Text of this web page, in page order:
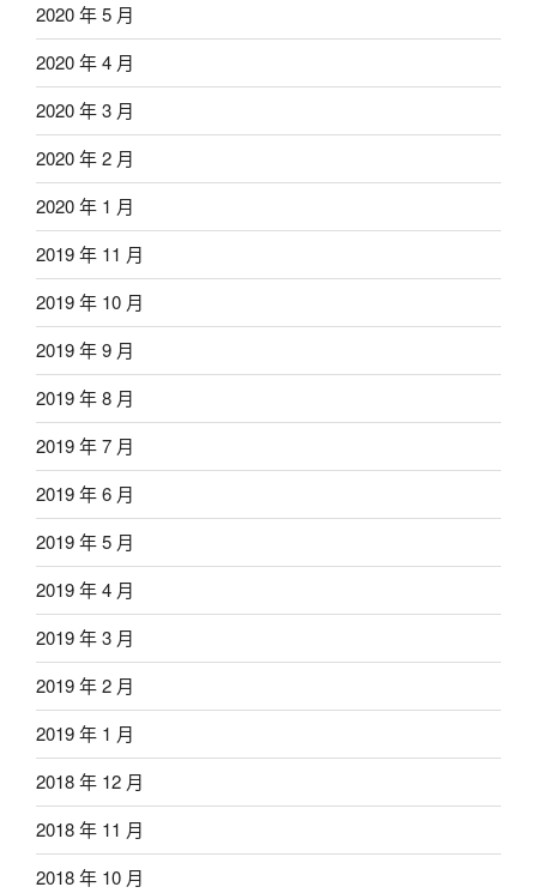
2020 年 5 月
2020 年 4 月
2020 年 3 月
2020 年 2 月
2020 年 1 月
2019 年 11 月
2019 年 10 月
2019 年 9 月
2019 年 8 月
2019 年 7 月
2019 年 6 月
2019 年 5 月
2019 年 4 月
2019 年 3 月
2019 年 2 月
2019 年 1 月
2018 年 12 月
2018 年 11 月
2018 年 10 月